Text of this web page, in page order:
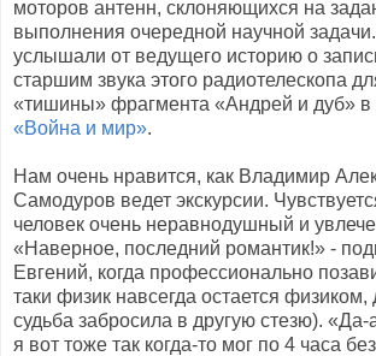
моторов антенн, склоняющихся на
выполнения очередной научной
услышали от ведущего историю о
старшим звука этого радиотелескопа
«тишины» фрагмента «Андрей и дуб» в
«Война и мир».
Нам очень нравится, как Владимир
Самодуров ведет экскурсии.
человек очень неравнодушный и
«Наверное, последний романтик!» -
Евгений, когда профессионально
таки физик навсегда остается физиком,
судьба забросила в другую стезю). «Да-
я вот тоже так когда-то мог по 4 часа